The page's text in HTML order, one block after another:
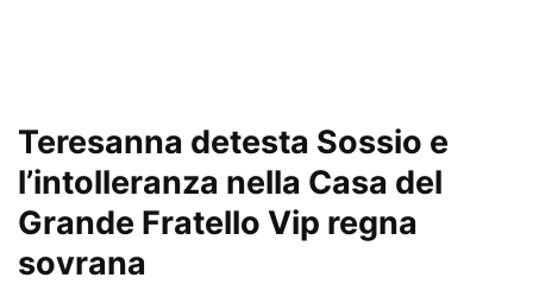
Teresanna detesta Sossio e
l’intolleranza nella Casa del
Grande Fratello Vip regna
sovrana